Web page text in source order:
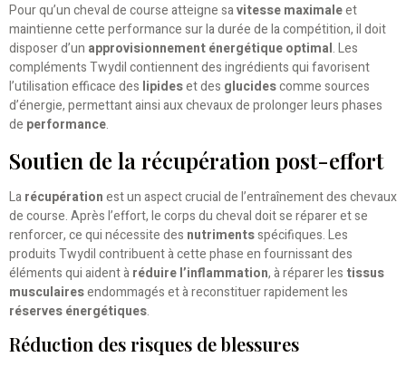
Pour qu’un cheval de course atteigne savitesse maximaleet
maintienne cette performance sur la durée de la compétition, il doit
disposer d’un approvisionnement énergétique optimal. Les
compléments Twydil contiennent des ingrédients qui favorisent
l’utilisation efficace des lipideset des glucidescomme sources
d’énergie, permettant ainsi aux chevaux de prolonger leurs phases
de performance.
Soutien de la récupération post-effort
Larécupérationest un aspect crucial de l’entraînement des chevaux
de course. Après l’effort, le corps du cheval doit se réparer et se
renforcer, ce qui nécessite des nutrimentsspécifiques. Les
produits Twydil contribuent à cette phase en fournissant des
éléments qui aident àréduire l’inflammation, à réparer les tissus
musculairesendommagés et à reconstituer rapidement les
réserves énergétiques.
Réduction des risques de blessures